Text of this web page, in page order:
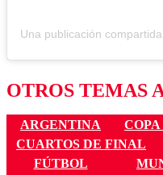
OTROS TEMAS
ARGENTINA
CUARTOS DE FINAL
FÚTBOL